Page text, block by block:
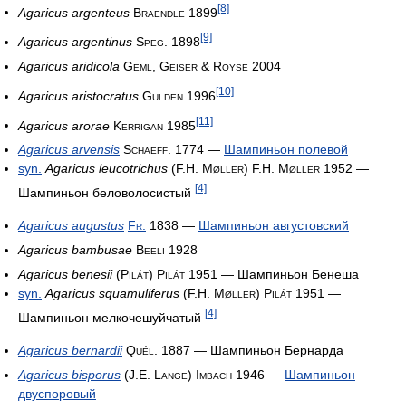
Agaricus argenteus Braendle 1899[8]
Agaricus argentinus Speg. 1898[9]
Agaricus aridicola Geml, Geiser & Royse 2004
Agaricus aristocratus Gulden 1996[10]
Agaricus arorae Kerrigan 1985[11]
Agaricus arvensis Schaeff. 1774 — Шампиньон полевой
syn. Agaricus leucotrichus (F.H. Møller) F.H. Møller 1952 —
Шампиньон беловолосистый [4]
Agaricus augustus Fr. 1838 — Шампиньон августовский
Agaricus bambusae Beeli 1928
Agaricus benesii (Pilát) Pilát 1951 — Шампиньон Бенеша
syn. Agaricus squamuliferus (F.H. Møller) Pilát 1951 —
Шампиньон мелкочешуйчатый [4]
Agaricus bernardii Quél. 1887 — Шампиньон Бернарда
Agaricus bisporus (J.E. Lange) Imbach 1946 — Шампиньон
двуспоровый